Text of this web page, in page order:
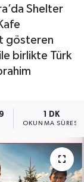
Shelter
gösteren
birlikte Türk
1 DK
OKUNMA SÜRESI